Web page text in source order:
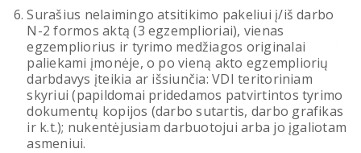
Surašius nelaimingo atsitikimo pakeliui į/iš darbo
N-2 formos aktą (3 egzemplioriai), vienas
egzempliorius ir tyrimo medžiagos originalai
paliekami įmonėje, o po vieną akto egzempliorių
darbdavys įteikia ar išsiunčia: VDI teritoriniam
skyriui (papildomai pridedamos patvirtintos tyrimo
dokumentų kopijos (darbo sutartis, darbo grafikas
ir k.t.); nukentėjusiam darbuotojui arba jo įgaliotam
asmeniui.